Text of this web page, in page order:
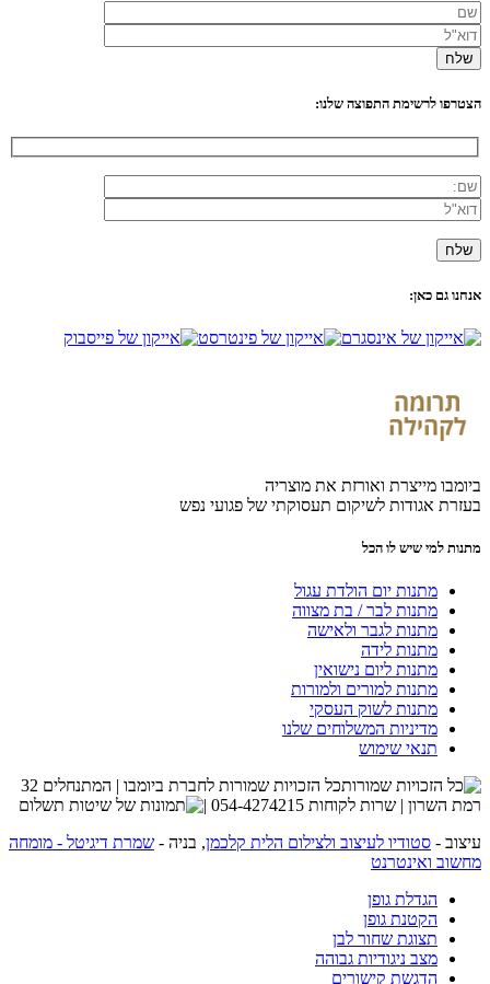
הצטרפו לרשימת התפוצה שלנו:
אנחנו גם כאן:
ביומבו מייצרת ואורזת את מוצריה
בעזרת אגודות לשיקום תעסוקתי של פגועי נפש
מתנות למי שיש לו הכל
מתנות יום הולדת עגול
מתנות לבר / בת מצווה
מתנות לגבר ולאישה
מתנות לידה
מתנות ליום נישואין
מתנות למורים ולמורות
מתנות לשוק העסקי
מדיניות המשלוחים שלנו
תנאי שימוש
כל הזכויות שמורות לחברת ביומבו | המתנחלים 32
רמת השרון | שרות לקוחות 054-4274215 |
עיצוב - סטודיו לעיצוב ולצילום הלית קלכמן, בניה - שמרת דיגיטל - מומחה
מחשוב ואינטרנט
הגדלת גופן
הקטנת גופן
תצוגת שחור לבן
מצב ניגודיות גבוהה
הדגשת קישורים